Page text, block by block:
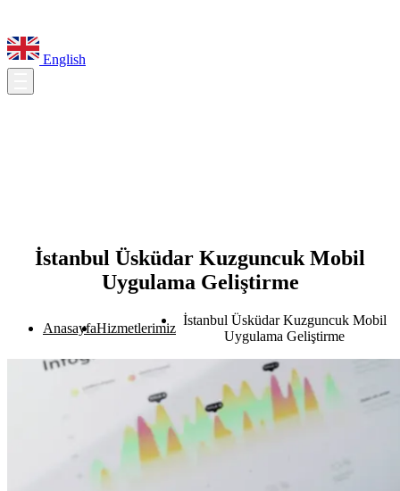
English
İstanbul Üsküdar Kuzguncuk Mobil
Uygulama Geliştirme
AnasayfaHizmetlerimiz
İstanbul Üsküdar Kuzguncuk Mobil
Uygulama Geliştirme